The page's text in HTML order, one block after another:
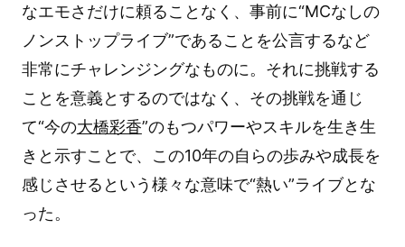
なエモさだけに頼ることなく、事前に“MCなしの
ノンストップライブ”であることを公言するなど
非常にチャレンジングなものに。それに挑戦する
ことを意義とするのではなく、その挑戦を通じ
て“今の大橋彩香”のもつパワーやスキルを生き生
きと示すことで、この10年の自らの歩みや成長を
感じさせるという様々な意味で“熱い”ライブとな
った。